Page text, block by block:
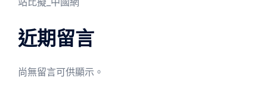
近期留言
尚無留言可供顯示。